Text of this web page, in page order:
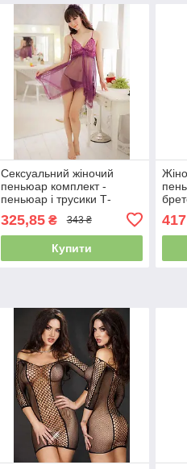
Сексуальний жіночий
пеньюар комплект -
пеньюар і трусики Т-
Фіолетовий
325,85₴ 343 ₴
Купити